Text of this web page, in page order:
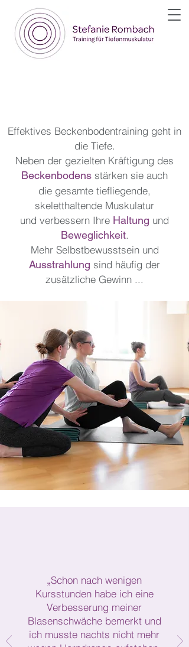
Effektives Beckenbodentraining geht in
die Tiefe.
Neben der gezielten Kräftigung des
Beckenbodens stärken sie auch
die gesamte tiefliegende,
skeletthaltende Muskulatur
und verbessern Ihre Haltung und
Beweglichkeit.
Mehr Selbstbewusstsein und
Ausstrahlung sind häufig der
zusätzliche Gewinn ...
„Schon nach wenigen
Kursstunden habe ich eine
Verbesserung meiner
Blasenschwäche bemerkt und
ich musste nachts nicht mehr